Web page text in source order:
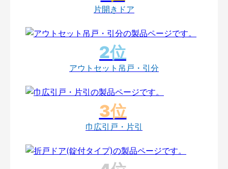
片開きドア
アウトセット吊戸・引分
巾広引戸・片引